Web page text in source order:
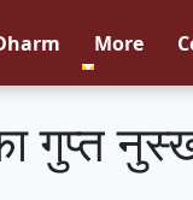
More
गुप्त